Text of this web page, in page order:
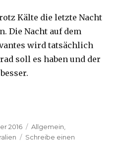
Kälte die letzte Nacht
Die Nacht auf dem
wird tatsächlich
soll es haben und der
2016 Kategorien
Allgemein
Schreibe einen